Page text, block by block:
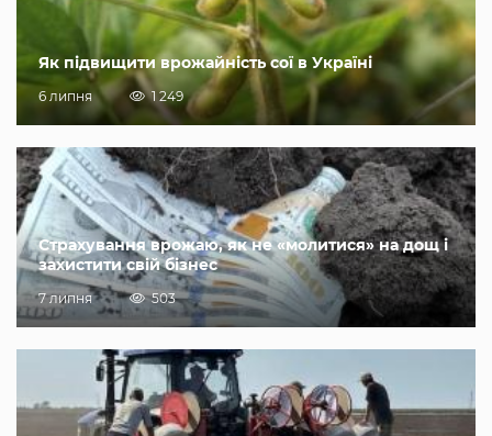
Як підвищити врожайність сої в Україні
6 липня 1 249
Страхування врожаю, як не «молитися» на дощ і
захистити свій бізнес
7 липня 503